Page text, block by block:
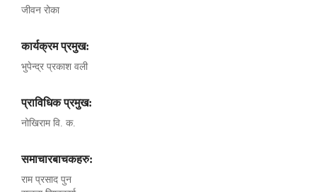
जीवन रोका
कार्यक्रम प्रमुख:
भुपेन्द्र प्रकाश वली
प्राविधिक प्रमुख:
नोखिराम वि. क.
समाचारबाचकहरु:
राम प्रसाद पुन